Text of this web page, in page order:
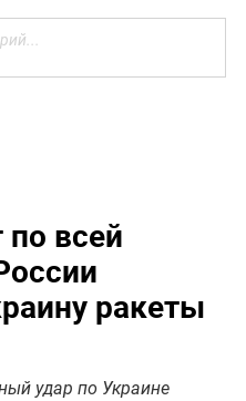
всей
ракеты
удар по Украине